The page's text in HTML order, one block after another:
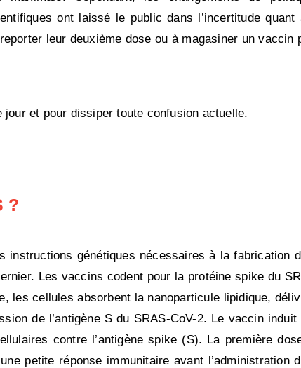
ont laissé le public dans l’incertitude quant
leur deuxième dose ou à magasiner un vaccin
et pour dissiper toute confusion actuelle.
?
instructions génétiques nécessaires à la fabrication
Les vaccins codent pour la protéine spike du
les cellules absorbent la nanoparticule lipidique,
de l’antigène S du SRAS-CoV-2. Le vaccin induit
contre l’antigène spike (S). La première
petite réponse immunitaire avant l’administration